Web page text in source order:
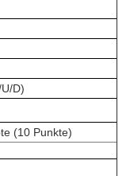
D)
(10 Punkte)